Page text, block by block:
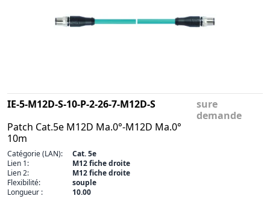
IE-5-M12D-S-10-P-2-26-7-M12D-S
Patch Cat.5e M12D Ma.0°-M12D Ma.0°
10m
sure
demande
Catégorie (LAN):
Cat. 5e
Lien 1:
M12 fiche droite
Lien 2:
M12 fiche droite
Flexibilité:
souple
Longueur :
10.00